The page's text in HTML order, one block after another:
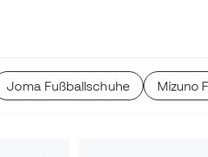
Joma Fußballschuhe Mizuno